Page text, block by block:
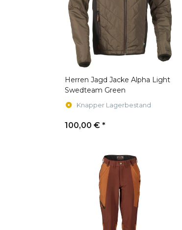
Herren Jagd Jacke Alpha Light
Swedteam Green
Knapper Lagerbestand
100,00 € *